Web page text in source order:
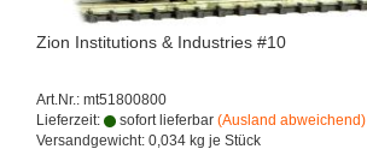
Zion Institutions & Industries #10
Art.Nr.: mt51800800
Lieferzeit:
sofort lieferbar (Ausland abweichend)
Versandgewicht: 0,034 kg je Stück